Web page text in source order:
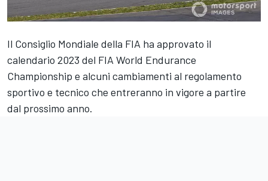
Il Consiglio Mondiale della FIA ha approvato il
calendario 2023 del FIA World Endurance
Championship e alcuni cambiamenti al regolamento
sportivo e tecnico che entreranno in vigore a partire
dal prossimo anno.